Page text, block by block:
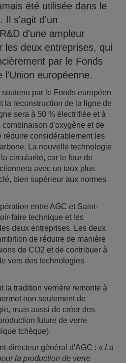
été utilisée dans le
Il s'agit d'un
d'une ampleur
les deux entreprises, qui
par le Fonds
l'Union européenne.
soutenu par le Fonds européen
la reconstruction de la ligne de
sera à 50 % électrifiée et à
d'oxygène et de
réduire considérablement les
La nouvelle technologie
circularité, car le four de
avec un taux plus
bien supérieur aux normes
entre AGC et Saint-
faire technique et les
deux entreprises. Les deux
de réduire de manière
de CO2 et de contribuer à
vers des technologies
la tradition verrière remonte à
non seulement de
mais aussi de créer des
future de verre
tchèque).
directeur général d'AGC : « La
la production de verre